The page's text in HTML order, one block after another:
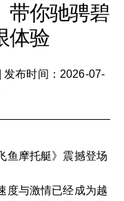
带你驰骋碧
体验
发布时间：2026-07-
摩托艇》震撼登场
度与激情已经成为越